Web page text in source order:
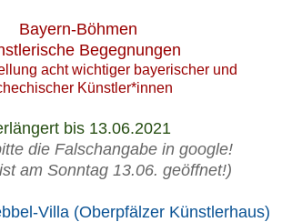
Bayern-Böhmen
Begegnungen
acht wichtiger bayerischer und
Künstler*innen
bis 13.06.2021
die Falschangabe in google!
am Sonntag 13.06. geöffnet!)
Villa (Oberpfälzer Künstlerhaus)